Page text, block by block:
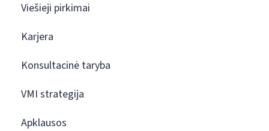
Viešieji pirkimai
Karjera
Konsultacinė taryba
VMI strategija
Apklausos